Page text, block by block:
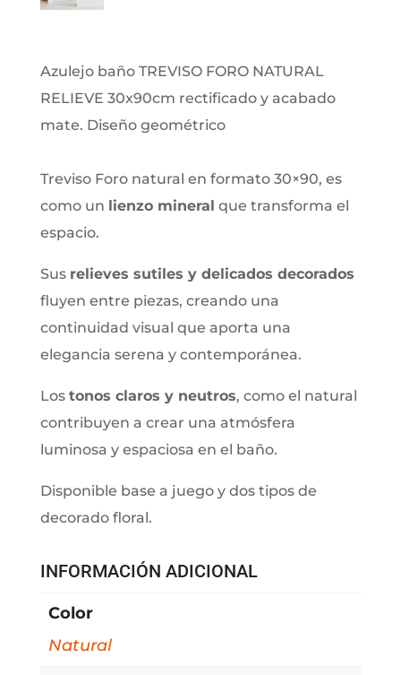
Azulejo baño TREVISO FORO NATURAL
RELIEVE 30x90cm rectificado y acabado
mate. Diseño geométrico
Treviso Foro natural en formato 30×90, es
como un lienzo mineral que transforma el
espacio.
Sus relieves sutiles y delicados decorados
fluyen entre piezas, creando una
continuidad visual que aporta una
elegancia serena y contemporánea.
Los tonos claros y neutros, como el natural
contribuyen a crear una atmósfera
luminosa y espaciosa en el baño.
Disponible base a juego y dos tipos de
decorado floral.
INFORMACIÓN ADICIONAL
Color
Natural